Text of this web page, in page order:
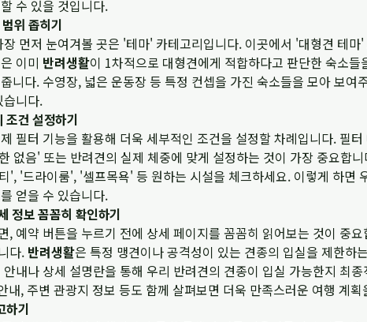
수 있을 것입니다.
위 좁히기
장 먼저 눈여겨볼 곳은 '테마' 카테고리입니다. 이곳에서 '대형견 테
이미 반려생활이 1차적으로 대형견에게 적합하다고 판단한 숙소들
니다. 수영장, 넓은 운동장 등 특정 컨셉을 가진 숙소들을 모아 보여
습니다.
조건 설정하기
필터 기능을 활용해 더욱 세부적인 조건을 설정할 차례입니다. 필
없음' 또는 반려견의 실제 체중에 맞게 설정하는 것이 가장 중요합
', '드라이룸', '셀프목욕' 등 원하는 시설을 체크하세요. 이렇게 하면
얻을 수 있습니다.
정보 꼼꼼히 확인하기
, 예약 버튼을 누르기 전에 상세 페이지를 꼼꼼히 읽어보는 것이 중
다. 반려생활은 특정 맹견이나 공격성이 있는 견종의 입실을 제한하
내나 상세 설명란을 통해 우리 반려견의 견종이 입실 가능한지 최
내, 주변 관광지 정보 등도 함께 살펴보면 더욱 만족스러운 여행 계
하기